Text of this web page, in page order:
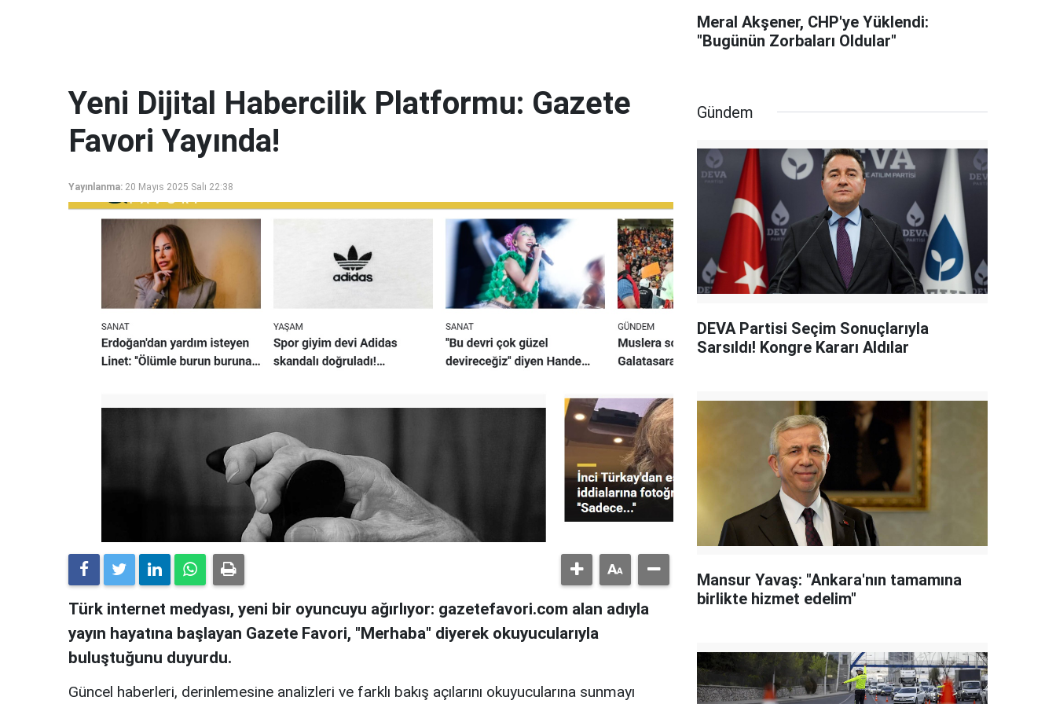
Meral Akşener, CHP'ye Yüklendi:
"Bugünün Zorbaları Oldular"
Yeni Dijital Habercilik Platformu: Gazete
Favori Yayında!
Yayınlanma: 20 Mayıs 2025 Salı 22:38
Türk internet medyası, yeni bir oyuncuyu ağırlıyor: gazetefavori.com alan adıyla
yayın hayatına başlayan Gazete Favori, "Merhaba" diyerek okuyucularıyla
buluştuğunu duyurdu.
Güncel haberleri, derinlemesine analizleri ve farklı bakış açılarını okuyucularına sunmayı
Gündem
DEVA Partisi Seçim Sonuçlarıyla
Sarsıldı! Kongre Kararı Aldılar
Mansur Yavaş: "Ankara'nın tamamına
birlikte hizmet edelim"